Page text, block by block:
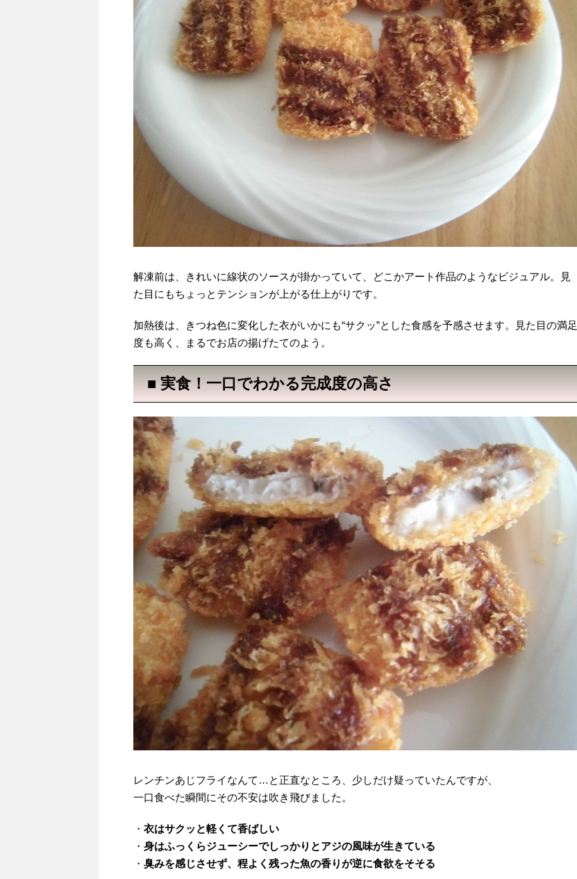
解凍前は、きれいに線状のソースが掛かっていて、どこかアート作品のようなビジュアル。見
た目にもちょっとテンションが上がる仕上がりです。
加熱後は、きつね色に変化した衣がいかにも“サクッ”とした食感を予感させます。見た目の満足
度も高く、まるでお店の揚げたてのよう。
■ 実食！一口でわかる完成度の高さ
レンチンあじフライなんて…と正直なところ、少しだけ疑っていたんですが、
一口食べた瞬間にその不安は吹き飛びました。
・ 衣はサクッと軽くて香ばしい
・ 身はふっくらジューシーでしっかりとアジの風味が生きている
・ 臭みを感じさせず、程よく残った魚の香りが逆に食欲をそそる